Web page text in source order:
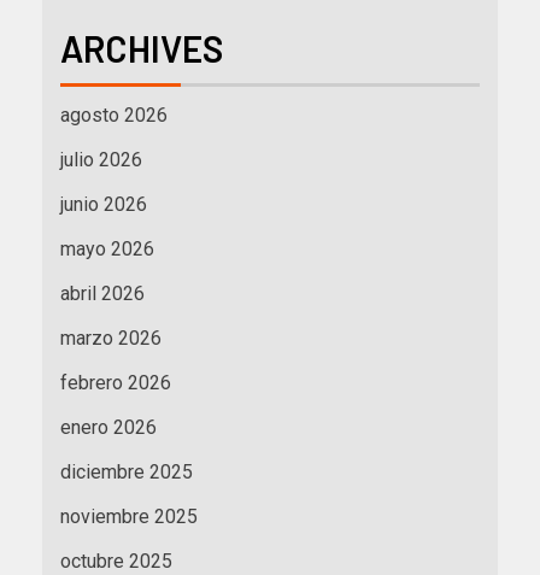
ARCHIVES
agosto 2026
julio 2026
junio 2026
mayo 2026
abril 2026
marzo 2026
febrero 2026
enero 2026
diciembre 2025
noviembre 2025
octubre 2025